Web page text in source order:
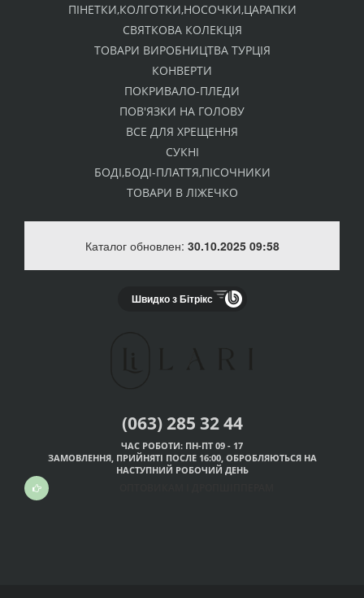
ПІНЕТКИ,КОЛГОТКИ,НОСОЧКИ,ЦАРАПКИ
СВЯТКОВА КОЛЕКЦІЯ
ТОВАРИ ВИРОБНИЦТВА ТУРЦІЯ
КОНВЕРТИ
ПОКРИВАЛО-ПЛЕДИ
ПОВ'ЯЗКИ НА ГОЛОВУ
ВСЕ ДЛЯ ХРЕЩЕННЯ
СУКНІ
БОДІ,БОДІ-ПЛАТТЯ,ПІСОЧНИКИ
ТОВАРИ В ЛІЖЕЧКО
Каталог обновлен: 30.10.2025 09:58
Швидко з Бітрікс
(063) 285 32 44
ЧАС РОБОТИ: ПН-ПТ 09 - 17
ЗАМОВЛЕННЯ, ПРИЙНЯТІ ПОСЛЕ 16:00, ОБРОБЛЯЮТЬСЯ НА
НАСТУПНИЙ РОБОЧИЙ ДЕНЬ